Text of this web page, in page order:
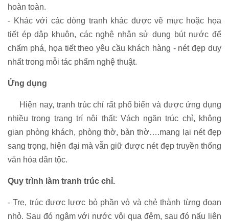
hoàn toàn.
- Khác với các dòng tranh khác được vẽ mực hoặc họa
tiết ép dập khuôn, các nghệ nhân sử dụng bút nước để
chấm phá, họa tiết theo yêu cầu khách hàng - nét đẹp duy
nhất trong mỗi tác phẩm nghệ thuật.
Ứng dụng
Hiện nay, tranh trúc chỉ rất phổ biến và được ứng dụng
nhiều trong trang trí nội thất: Vách ngăn trúc chỉ, không
gian phòng khách, phòng thờ, bàn thờ….mang lại nét đẹp
sang trọng, hiện đại mà vẫn giữ được nét đẹp truyền thống
văn hóa dân tộc.
Quy trình làm tranh trúc chỉ.
- Tre, trúc được lược bỏ phần vỏ và chẻ thành từng đoạn
nhỏ. Sau đó ngâm với nước vôi qua đêm, sau đó nấu liên